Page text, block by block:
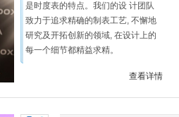
是时度表的特点。我们的设 计团队
致力于追求精确的制表工艺, 不懈地
研究及开拓创新的领域, 在设计上的
每一个细节都精益求精。
查看详情